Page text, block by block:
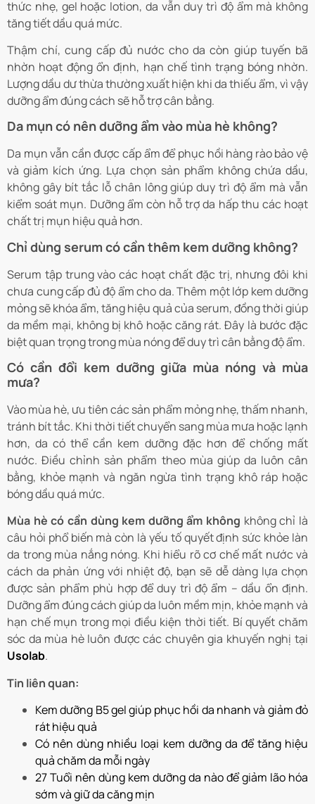
thức nhẹ, gel hoặc lotion, da vẫn duy trì độ ẩm mà không
tăng tiết dầu quá mức.
Thậm chí, cung cấp đủ nước cho da còn giúp tuyến bã
nhờn hoạt động ổn định, hạn chế tình trạng bóng nhờn.
Lượng dầu dư thừa thường xuất hiện khi da thiếu ẩm, vì vậy
dưỡng ẩm đúng cách sẽ hỗ trợ cân bằng.
Da mụn có nên dưỡng ẩm vào mùa hè không?
Da mụn vẫn cần được cấp ẩm để phục hồi hàng rào bảo vệ
và giảm kích ứng. Lựa chọn sản phẩm không chứa dầu,
không gây bít tắc lỗ chân lông giúp duy trì độ ẩm mà vẫn
kiểm soát mụn. Dưỡng ẩm còn hỗ trợ da hấp thu các hoạt
chất trị mụn hiệu quả hơn.
Chỉ dùng serum có cần thêm kem dưỡng không?
Serum tập trung vào các hoạt chất đặc trị, nhưng đôi khi
chưa cung cấp đủ độ ẩm cho da. Thêm một lớp kem dưỡng
mỏng sẽ khóa ẩm, tăng hiệu quả của serum, đồng thời giúp
da mềm mại, không bị khô hoặc căng rát. Đây là bước đặc
biệt quan trọng trong mùa nóng để duy trì cân bằng độ ẩm.
Có cần đổi kem dưỡng giữa mùa nóng và mùa
mưa?
Vào mùa hè, ưu tiên các sản phẩm mỏng nhẹ, thấm nhanh,
tránh bít tắc. Khi thời tiết chuyển sang mùa mưa hoặc lạnh
hơn, da có thể cần kem dưỡng đặc hơn để chống mất
nước. Điều chỉnh sản phẩm theo mùa giúp da luôn cân
bằng, khỏe mạnh và ngăn ngừa tình trạng khô ráp hoặc
bóng dầu quá mức.
Mùa hè có cần dùng kem dưỡng ẩm không không chỉ là
câu hỏi phổ biến mà còn là yếu tố quyết định sức khỏe làn
da trong mùa nắng nóng. Khi hiểu rõ cơ chế mất nước và
cách da phản ứng với nhiệt độ, bạn sẽ dễ dàng lựa chọn
được sản phẩm phù hợp để duy trì độ ẩm – dầu ổn định.
Dưỡng ẩm đúng cách giúp da luôn mềm mịn, khỏe mạnh và
hạn chế mụn trong mọi điều kiện thời tiết. Bí quyết chăm
sóc da mùa hè luôn được các chuyên gia khuyến nghị tại
Usolab.
Tin liên quan:
Kem dưỡng B5 gel giúp phục hồi da nhanh và giảm đỏ
rát hiệu quả
Có nên dùng nhiều loại kem dưỡng da để tăng hiệu
quả chăm da mỗi ngày
27 Tuổi nên dùng kem dưỡng da nào để giảm lão hóa
sớm và giữ da căng mịn